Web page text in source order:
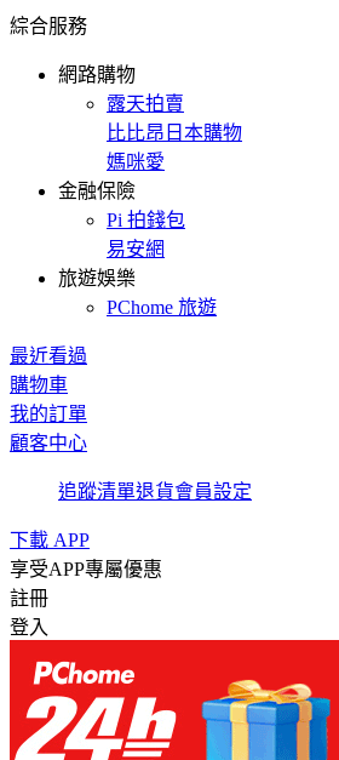
綜合服務
網路購物
露天拍賣
比比昂日本購物
媽咪愛
金融保險
Pi 拍錢包
易安網
旅遊娛樂
PChome 旅遊
最近看過
購物車
我的訂單
顧客中心
追蹤清單退貨會員設定
下載 APP
享受APP專屬優惠
註冊
登入